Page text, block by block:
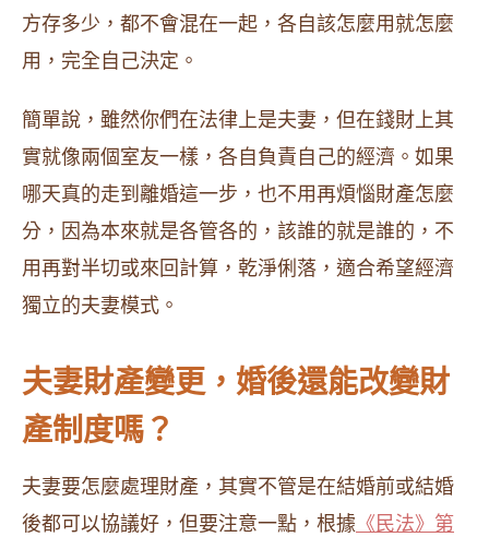
方存多少，都不會混在一起，各自該怎麼用就怎麼
用，完全自己決定。
簡單說，雖然你們在法律上是夫妻，但在錢財上其
實就像兩個室友一樣，各自負責自己的經濟。如果
哪天真的走到離婚這一步，也不用再煩惱財產怎麼
分，因為本來就是各管各的，該誰的就是誰的，不
用再對半切或來回計算，乾淨俐落，適合希望經濟
獨立的夫妻模式。
夫妻財產變更，婚後還能改變財
產制度嗎？
夫妻要怎麼處理財產，其實不管是在結婚前或結婚
後都可以協議好，但要注意一點，根據 《民法》第